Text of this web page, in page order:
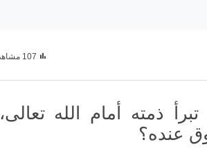
107 مشاهدات
ذمته أمام الله تعالى،
عنده؟